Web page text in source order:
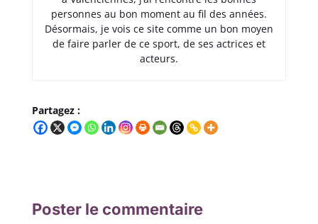
personnes au bon moment au fil des années.
Désormais, je vois ce site comme un bon moyen
de faire parler de ce sport, de ses actrices et
acteurs.
Partagez :
Poster le commentaire